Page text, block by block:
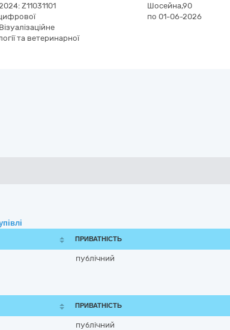
Z11031101
та ветеринарної
Шосейна,90
по 01-06-2026
ПРИВАТНІСТЬ
публічний
ПРИВАТНІСТЬ
публічний